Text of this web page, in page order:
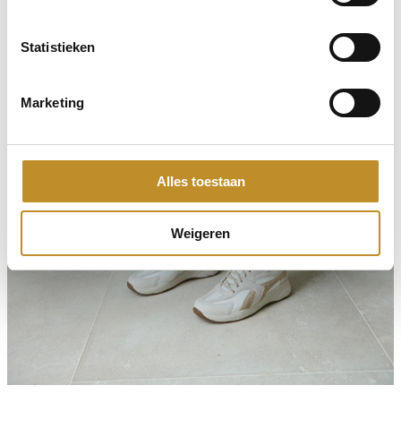
Statistieken
Marketing
Alles toestaan
Weigeren